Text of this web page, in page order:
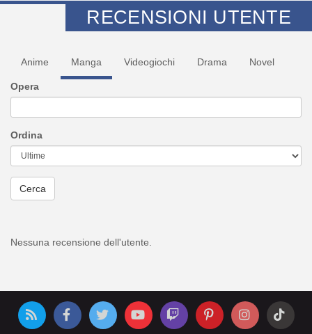
RECENSIONI UTENTE
Anime Manga Videogiochi Drama Novel
Opera
Ordina
Cerca
Nessuna recensione dell'utente.